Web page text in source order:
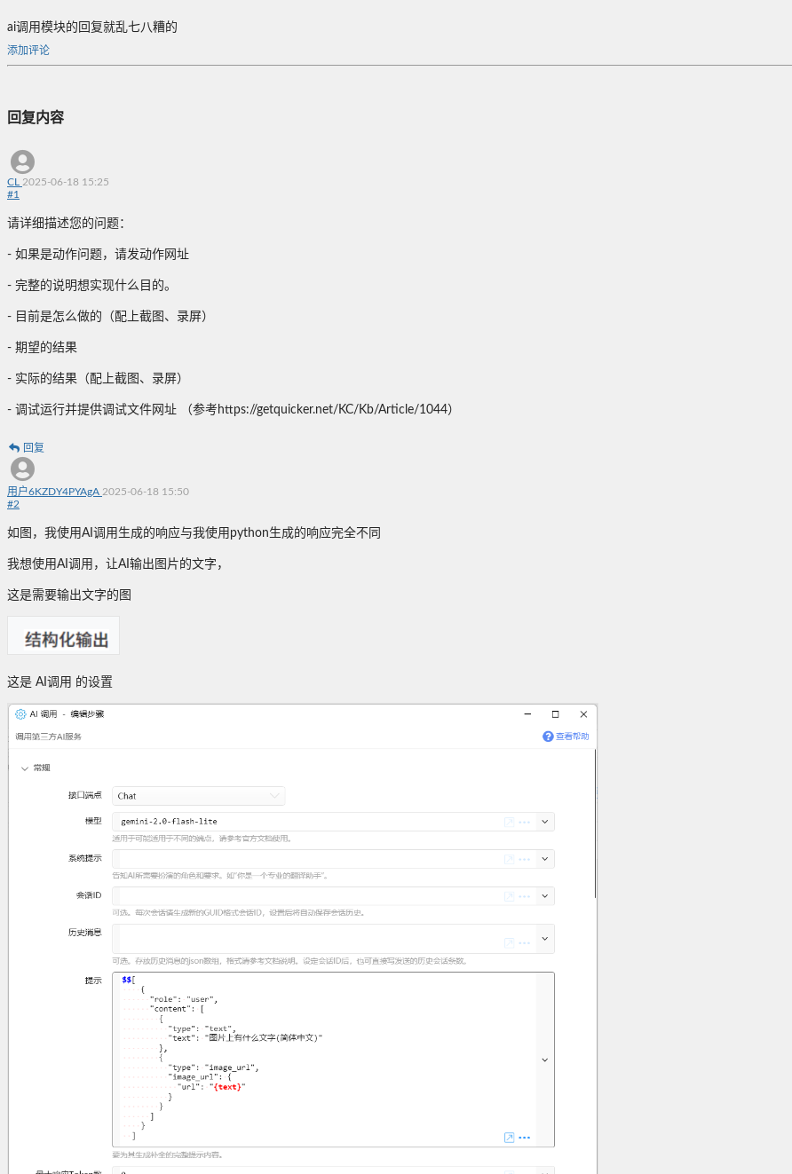
ai调用模块的回复就乱七八糟的
添加评论
回复内容
CL 2025-06-18 15:25
#1
请详细描述您的问题：
- 如果是动作问题，请发动作网址
- 完整的说明想实现什么目的。
- 目前是怎么做的（配上截图、录屏）
- 期望的结果
- 实际的结果（配上截图、录屏）
- 调试运行并提供调试文件网址 （参考https://getquicker.net/KC/Kb/Article/1044）
回复
用户6KZDY4PYAgA 2025-06-18 15:50
#2
如图，我使用AI调用生成的响应与我使用python生成的响应完全不同
我想使用AI调用，让AI输出图片的文字，
这是需要输出文字的图
这是 AI调用 的设置